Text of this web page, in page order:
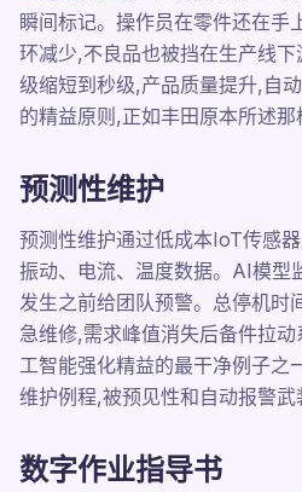
瞬间标记。操作员在零件还在手
环减少,不良品也被挡在生产线
级缩短到秒级,产品质量提升,自
的精益原则,正如丰田原本所述那
预测性维护
预测性维护通过低成本IoT传感
振动、电流、温度数据。AI模型
发生之前给团队预警。总停机时
急维修,需求峰值消失后备件拉
工智能强化精益的最干净例子之
维护例程,被预见性和自动报警武
数字作业指导书